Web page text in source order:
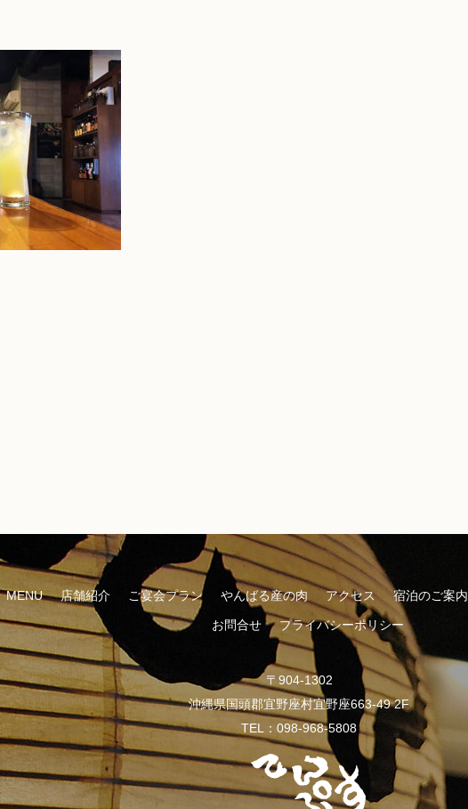
MENU 店舗紹介 ご宴会プラン やんばる産の肉 アクセス 宿泊のご案内
お問合せ プライバシーポリシー
〒904-1302
沖縄県国頭郡宜野座村宜野座663-49 2F
TEL：098-968-5808